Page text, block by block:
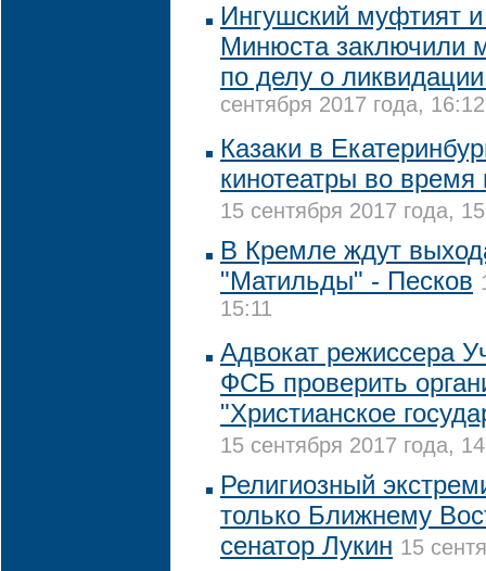
Ингушский муфтият
Минюста заключили
по делу о
сентября 2017 года, 16:12
Казаки в
кинотеатры во
15 сентября 2017 года,
В Кремле ждут
"Матильды" - Песков
15:11
Адвокат режиссера
ФСБ проверить
"Христианское
15 сентября 2017 года,
Религиозный
только Ближнему
сенатор Лукин 15